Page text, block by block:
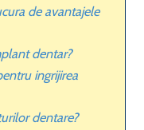
de avantajele
dentar?
ingrijirea
dentare?